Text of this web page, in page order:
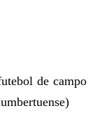
de campo